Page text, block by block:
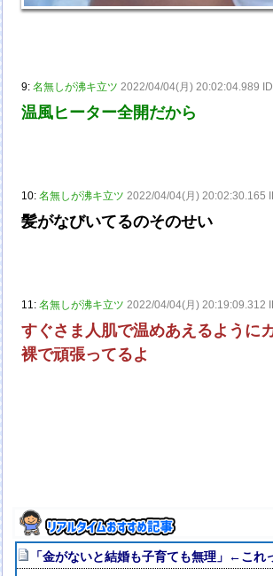
9:名無しが沸キ立ツ 2022/04/04(月) 20:02:04.989
温風ヒーター全開だから
10:名無しが沸キ立ツ 2022/04/04(月) 20:02:30.165
髪がなびいてるのそのせい
11:名無しが沸キ立ツ 2022/04/04(月) 20:19:09.312
すぐさま人肌で温めあえるように
裸で頑張ってるよ
「金がないと結婚も子育ても無理」←これ